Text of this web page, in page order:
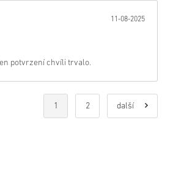
11-08-2025
potvrzení chvíli trvalo.
1 2 další